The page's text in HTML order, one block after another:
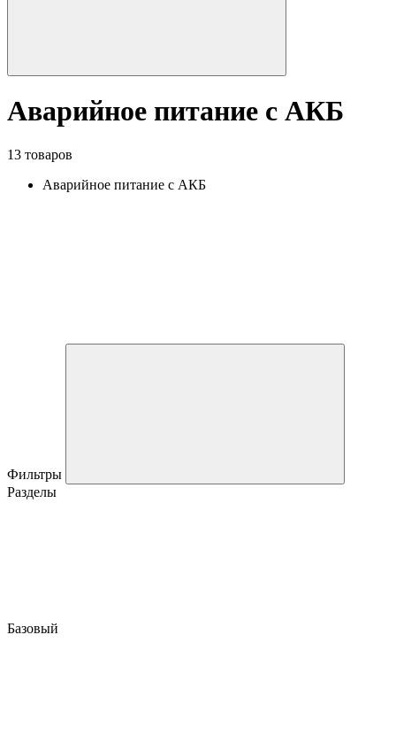
Аварийное питание с АКБ
13 товаров
Аварийное питание с АКБ
Фильтры
Разделы
Базовый